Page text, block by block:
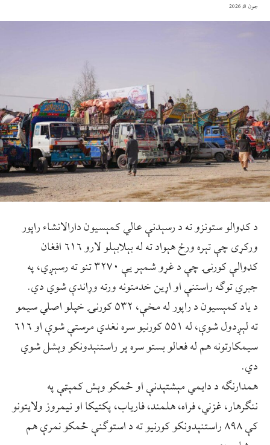
جون 8, 2026
د کډوالو ستونزو ته د رسېدنې عالي کمېسیون دارالانشاء راپور
ورکړی چې تېره ورځ هېواد ته له بېلابېلو لارو ۶۱۶ افغان
کډوالې کورنۍ چې د غړو شمېر یې ۳۲۷۰ تنو ته رسېږي، په
جبري توګه راستنې او اړین خدمتونه ورته وړاندې شوي دي.
د ياد کمېسيون د راپور له مخې، ۵۳۲ کورنۍ خپلو اصلي سیمو
ته لېږدول شوې، له ۵۵۱ کورنیو سره نغدي مرستې شوې او ۶۱۶
سیمکارتونه هم له فعالو بستو سره پر راستنېدونکو وېشل شوي
دي.
همدارنګه د دایمي مېشتېدنې او ځمکو وېش کمېټې په
ننګرهار، غزني، فراه، هلمند، فاریاب، پکتیکا او نیمروز ولایتونو
کې ۸۹۸ راستنېدونکو کورنیو ته د استوګنې ځمکو نمرې هم